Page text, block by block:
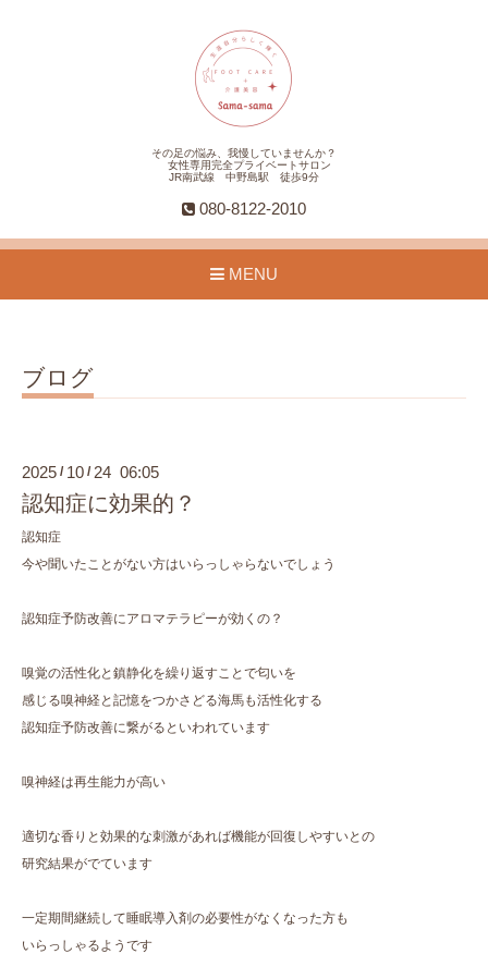
その足の悩み、我慢していませんか？
女性専用完全プライベートサロン
JR南武線 中野島駅 徒歩9分
080-8122-2010
MENU
ブログ
2025 / 10 / 24 06:05
認知症に効果的？
認知症
今や聞いたことがない方はいらっしゃらないでしょう
認知症予防改善にアロマテラピーが効くの？
嗅覚の活性化と鎮静化を繰り返すことで匂いを
感じる嗅神経と記憶をつかさどる海馬も活性化する
認知症予防改善に繋がるといわれています
嗅神経は再生能力が高い
適切な香りと効果的な刺激があれば機能が回復しやすいとの
研究結果がでています
一定期間継続して睡眠導入剤の必要性がなくなった方も
いらっしゃるようです